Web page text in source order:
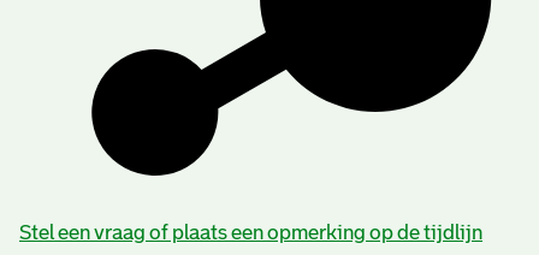
Stel een vraag of plaats een opmerking op de tijdlijn